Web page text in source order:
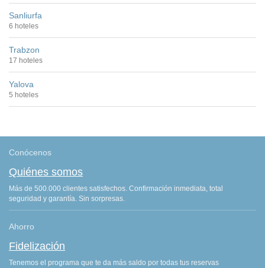
Sanliurfa
6 hoteles
Trabzon
17 hoteles
Yalova
5 hoteles
Conócenos
Quiénes somos
Más de 500.000 clientes satisfechos. Confirmación inmediata, total
seguridad y garantía. Sin sorpresas.
Ahorro
Fidelización
Tenemos el programa que te da más saldo por todas tus reservas